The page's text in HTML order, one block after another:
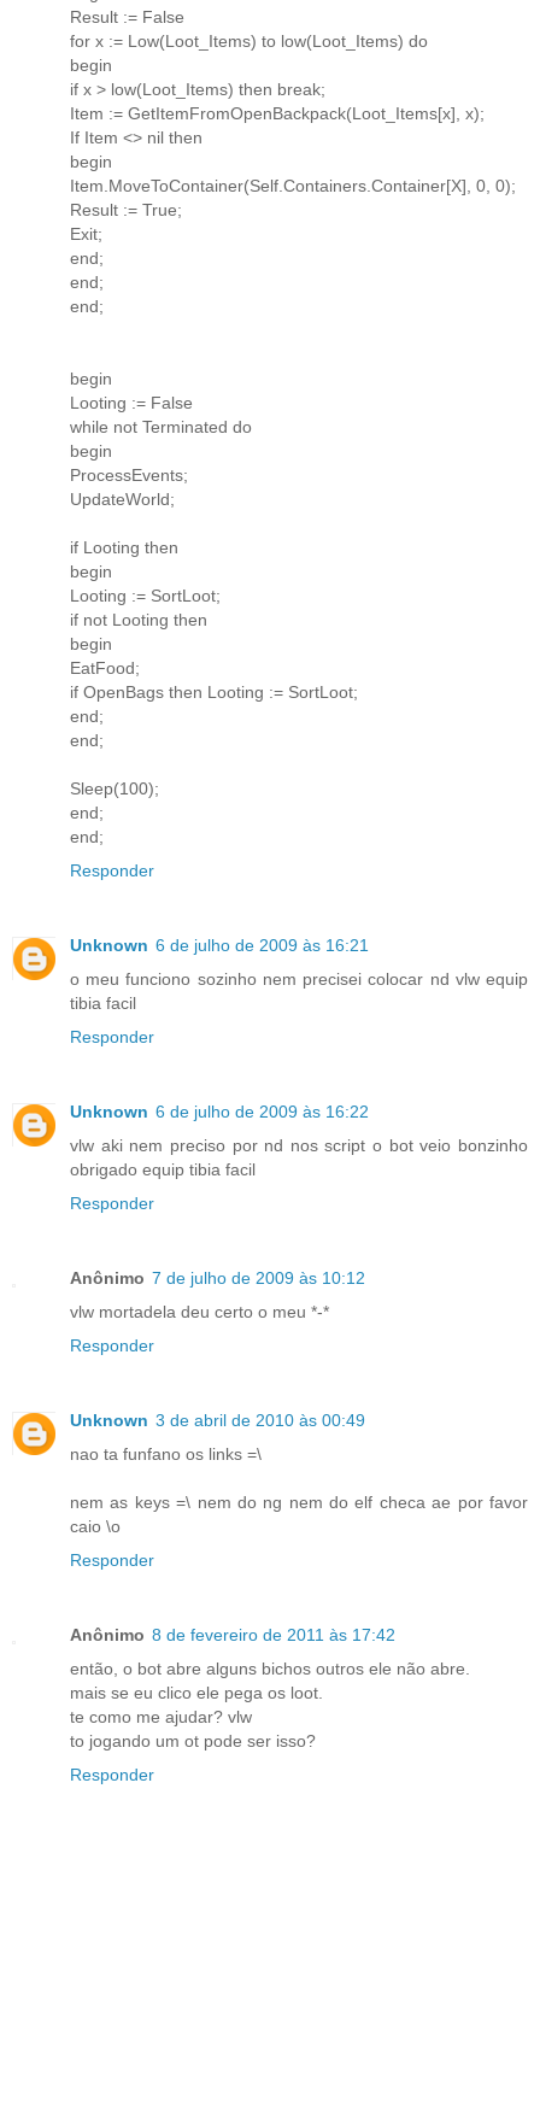
Result := False
for x := Low(Loot_Items) to low(Loot_Items) do
begin
if x > low(Loot_Items) then break;
Item := GetItemFromOpenBackpack(Loot_Items[x], x);
If Item <> nil then
begin
Item.MoveToContainer(Self.Containers.Container[X], 0, 0);
Result := True;
Exit;
end;
end;
end;
begin
Looting := False
while not Terminated do
begin
ProcessEvents;
UpdateWorld;
if Looting then
begin
Looting := SortLoot;
if not Looting then
begin
EatFood;
if OpenBags then Looting := SortLoot;
end;
end;
Sleep(100);
end;
end;
Responder
Unknown 6 de julho de 2009 às 16:21
o meu funciono sozinho nem precisei colocar nd vlw equip
tibia facil
Responder
Unknown 6 de julho de 2009 às 16:22
vlw aki nem preciso por nd nos script o bot veio bonzinho
obrigado equip tibia facil
Responder
Anônimo 7 de julho de 2009 às 10:12
vlw mortadela deu certo o meu *-*
Responder
Unknown 3 de abril de 2010 às 00:49
nao ta funfano os links =\
nem as keys =\ nem do ng nem do elf checa ae por favor
caio \o
Responder
Anônimo 8 de fevereiro de 2011 às 17:42
então, o bot abre alguns bichos outros ele não abre.
mais se eu clico ele pega os loot.
te como me ajudar? vlw
to jogando um ot pode ser isso?
Responder